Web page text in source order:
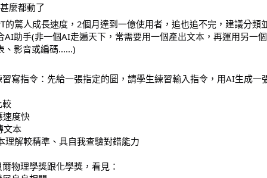
麼都動了
的驚人成長速度，2個月達到一億使用者，追也追不完，建議分類
AI助手(非一個AI走遍天下，常需要用一個產出文本，再運用另一
、影音或編碼......)
寫指令：先給一張指定的圖，請學生練習輸入指令，用AI生成一
較
速度快
文本
理解較精準、具自我查驗對錯能力
物理學獎跟化學獎，看見：